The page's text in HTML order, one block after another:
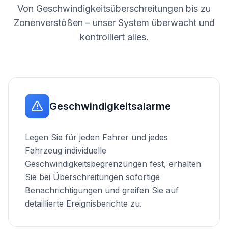
Von Geschwindigkeitsüberschreitungen bis zu
Zonenverstößen – unser System überwacht und
kontrolliert alles.
Geschwindigkeitsalarme
Legen Sie für jeden Fahrer und jedes
Fahrzeug individuelle
Geschwindigkeitsbegrenzungen fest, erhalten
Sie bei Überschreitungen sofortige
Benachrichtigungen und greifen Sie auf
detaillierte Ereignisberichte zu.